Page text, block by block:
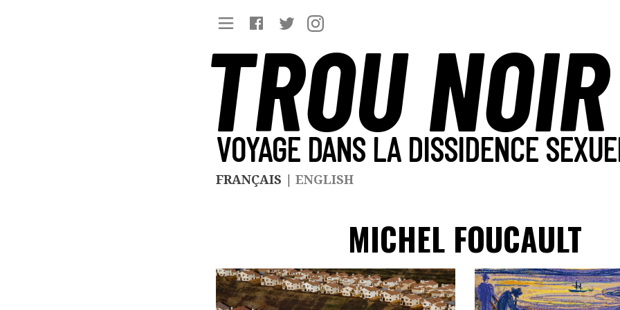
TROU NOIR
VOYAGE DANS LA DISSIDENCE
FRANÇAIS | ENGLISH
MICHEL FOUCAULT